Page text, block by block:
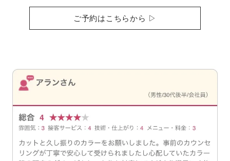
ご予約はこちらから ▷